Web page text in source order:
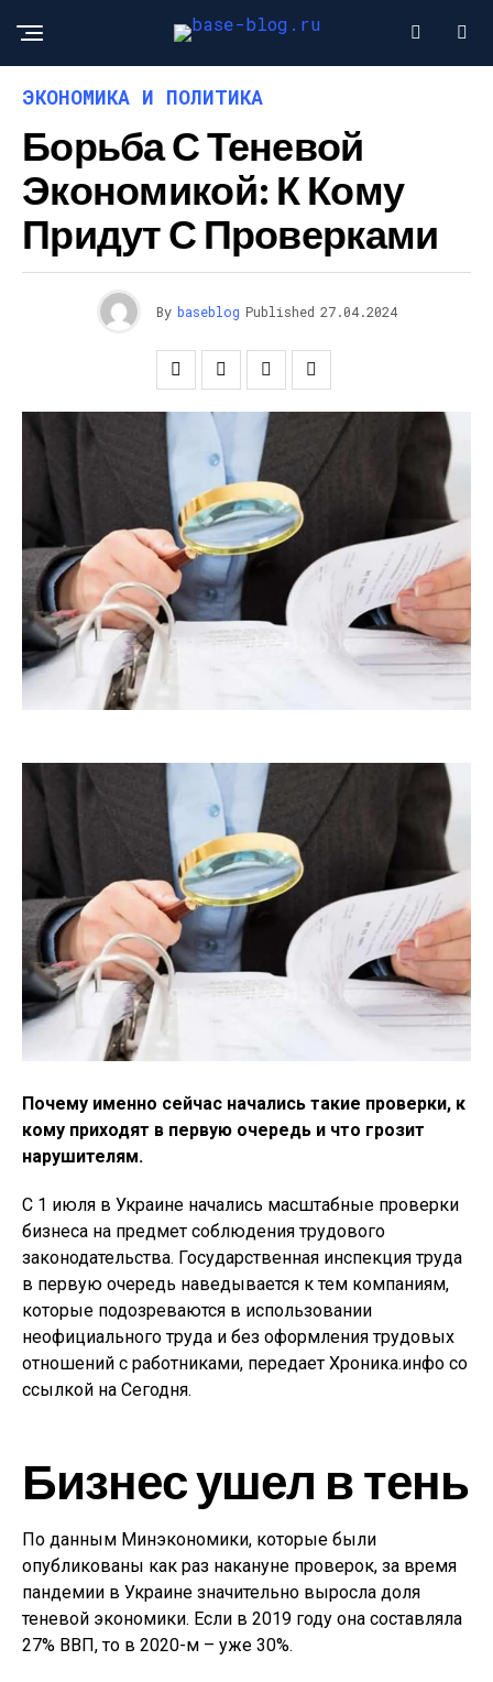
ЭКОНОМИКА И ПОЛИТИКА
Борьба С Теневой
Экономикой: К Кому
Придут С Проверками
By baseblog Published 27.04.2024
Почему именно сейчас начались такие проверки, к
кому приходят в первую очередь и что грозит
нарушителям.
С 1 июля в Украине начались масштабные проверки
бизнеса на предмет соблюдения трудового
законодательства. Государственная инспекция труда
в первую очередь наведывается к тем компаниям,
которые подозреваются в использовании
неофициального труда и без оформления трудовых
отношений с работниками, передает Хроника.инфо со
ссылкой на Сегодня.
Бизнес ушел в тень
По данным Минэкономики, которые были
опубликованы как раз накануне проверок, за время
пандемии в Украине значительно выросла доля
теневой экономики. Если в 2019 году она составляла
27% ВВП, то в 2020-м – уже 30%.